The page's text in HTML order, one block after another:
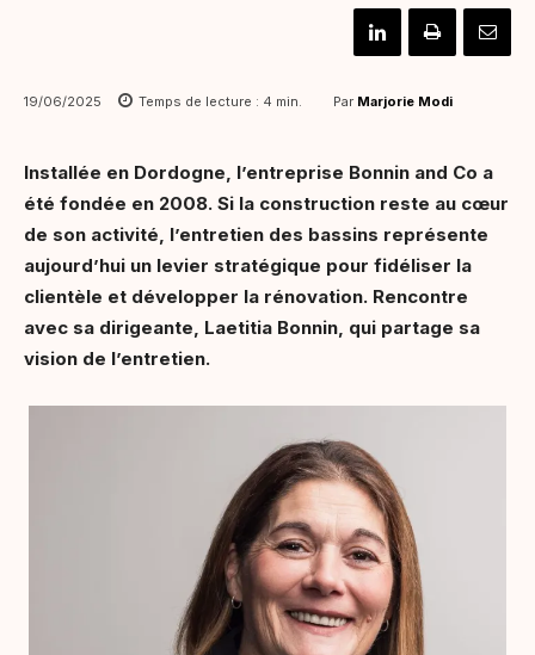
19/06/2025 Temps de lecture : 4 min. Par Marjorie Modi
Installée en Dordogne, l’entreprise Bonnin and Co a
été fondée en 2008. Si la construction reste au cœur
de son activité, l’entretien des bassins représente
aujourd’hui un levier stratégique pour fidéliser la
clientèle et développer la rénovation. Rencontre
avec sa dirigeante, Laetitia Bonnin, qui partage sa
vision de l’entretien.